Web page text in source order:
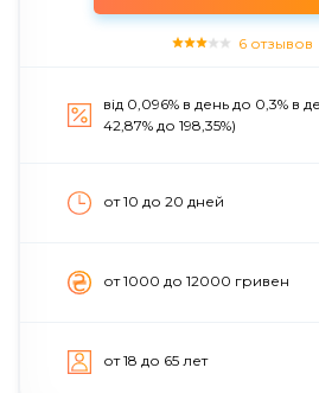
6 отзывов
від 0,096% в день до 0,3% в
42,87% до 198,35%)
от 10 до 20 дней
от 1000 до 12000 гривен
от 18 до 65 лет